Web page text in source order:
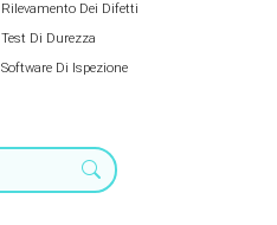
Rilevamento Dei Difetti
Test Di Durezza
Software Di Ispezione